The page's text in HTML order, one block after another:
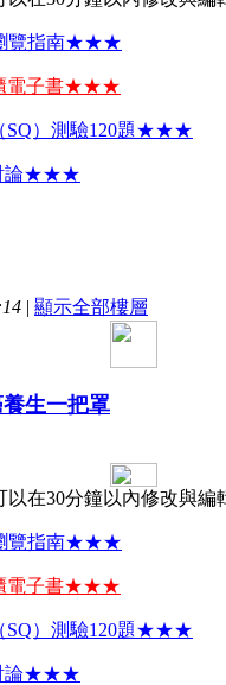
覽指南★★★
電子書★★★
SQ）測驗120題★★★
論★★★
| 顯示全部樓層
生一把罩
在30分鐘以內修改與
覽指南★★★
電子書★★★
SQ）測驗120題★★★
論★★★